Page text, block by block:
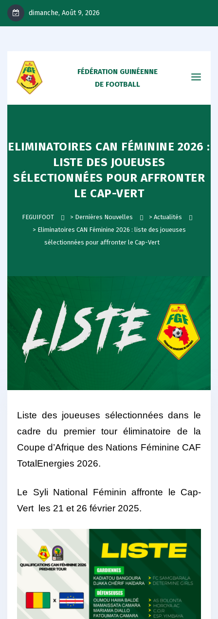
dimanche, Août 9, 2026
FÉDÉRATION GUINÉENNE
DE FOOTBALL
ELIMINATOIRES CAN FÉMININE 2026 :
LISTE DES JOUEUSES
SÉLECTIONNÉES POUR AFFRONTER
LE CAP-VERT
FEGUIFOOT > Dernières Nouvelles > Actualités
> Eliminatoires CAN Féminine 2026 : liste des joueuses
sélectionnées pour affronter le Cap-Vert
Liste des joueuses sélectionnées dans le
cadre du premier tour éliminatoire de la
Coupe d’Afrique des Nations Féminine CAF
TotalEnergies 2026.
Le Syli National Féminin affronte le Cap-
Vert les 21 et 26 février 2025.